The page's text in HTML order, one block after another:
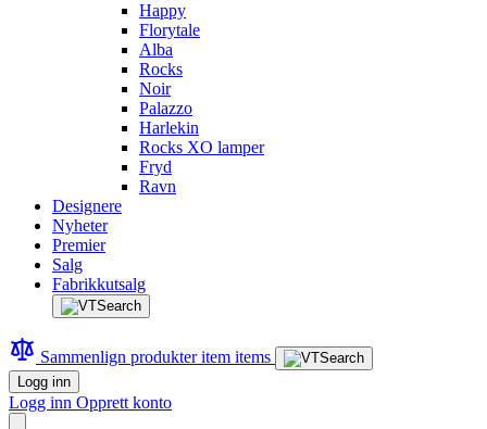
Happy
Florytale
Alba
Rocks
Noir
Palazzo
Harlekin
Rocks XO lamper
Fryd
Ravn
Designere
Nyheter
Premier
Salg
Fabrikkutsalg
Sammenlign produkteritem items
Logg inn
Logg inn Opprett konto